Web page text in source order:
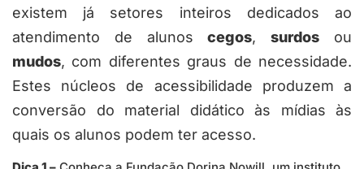
existem já setores inteiros dedicados ao
atendimento de alunoscegos,surdos ou
mudos, com diferentes graus de necessidade.
Estes núcleos de acessibilidade produzem a
conversão do material didático às mídias às
quais os alunos podem ter acesso.